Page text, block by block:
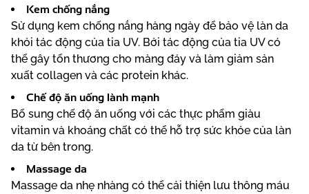
Kem chống nắng
Sử dụng kem chống nắng hàng ngày để bảo vệ làn da
khỏi tác động của tia UV. Bởi tác động của tia UV có
thể gây tổn thương cho màng đáy và làm giảm sản
xuất collagen và các protein khác.
Chế độ ăn uống lành mạnh
Bổ sung chế độ ăn uống với các thực phẩm giàu
vitamin và khoáng chất có thể hỗ trợ sức khỏe của làn
da từ bên trong.
Massage da
Massage da nhẹ nhàng có thể cải thiện lưu thông máu